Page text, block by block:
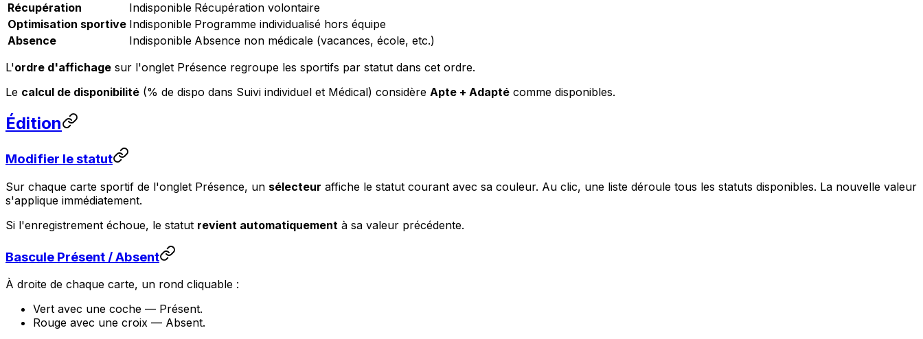
Récupération
Indisponible Récupération volontaire
Optimisation sportive Indisponible Programme individualisé hors équipe
Absence
Indisponible Absence non médicale (vacances, école, etc.)
L'ordre d'affichage sur l'onglet Présence regroupe les sportifs par statut dans cet ordre.
Le calcul de disponibilité (% de dispo dans Suivi individuel et Médical) considère Apte + Adapté comme disponibles.
Édition
Modifier le statut
Sur chaque carte sportif de l'onglet Présence, un sélecteur affiche le statut courant avec sa couleur. Au clic, une liste déroule tous les statuts disponibles. La nouvelle valeur
s'applique immédiatement.
Si l'enregistrement échoue, le statut revient automatiquement à sa valeur précédente.
Bascule Présent / Absent
À droite de chaque carte, un rond cliquable :
Vert avec une coche — Présent.
Rouge avec une croix — Absent.